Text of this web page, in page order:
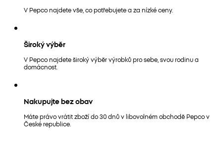
V Pepco najdete vše, co potřebujete a za nízké ceny.
Široký výběr
V Pepco najdete široký výběr výrobků pro sebe, svou rodinu a
domácnost.
Nakupujte bez obav
Máte právo vrátit zboží do 30 dnů v libovolném obchodě Pepco v
České republice.